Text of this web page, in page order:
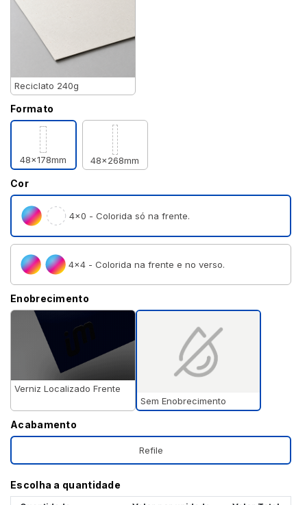
Reciclato 240g
Formato
48x178mm 48x268mm
Cor
4×0 - Colorida só na frente.
4×4 - Colorida na frente e no verso.
Enobrecimento
Verniz Localizado Frente
Sem Enobrecimento
Acabamento
Refile
Escolha a quantidade